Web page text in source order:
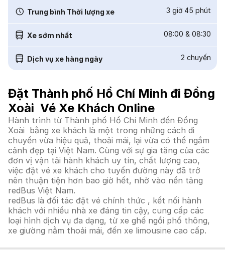
Trung bình Thời lượng xe 3 giờ 45 phút
Xe sớm nhất 08:00 & 08:30
Dịch vụ xe hàng ngày 2 chuyến
Đặt Thành phố Hồ Chí Minh đi Đồng
Xoài Vé Xe Khách Online
Hành trình từ Thành phố Hồ Chí Minh đến Đồng
Xoài bằng xe khách là một trong những cách di
chuyển vừa hiệu quả, thoải mái, lại vừa có thể ngắm
cảnh đẹp tại Việt Nam. Cùng với sự gia tăng của các
đơn vị vận tải hành khách uy tín, chất lượng cao,
việc đặt vé xe khách cho tuyến đường này đã trở
nên thuận tiện hơn bao giờ hết, nhờ vào nền tảng
redBus Việt Nam.
redBus là đối tác đặt vé chính thức , kết nối hành
khách với nhiều nhà xe đáng tin cậy, cung cấp các
loại hình dịch vụ đa dạng, từ xe ghế ngồi phổ thông,
xe giường nằm thoải mái, đến xe limousine cao cấp.